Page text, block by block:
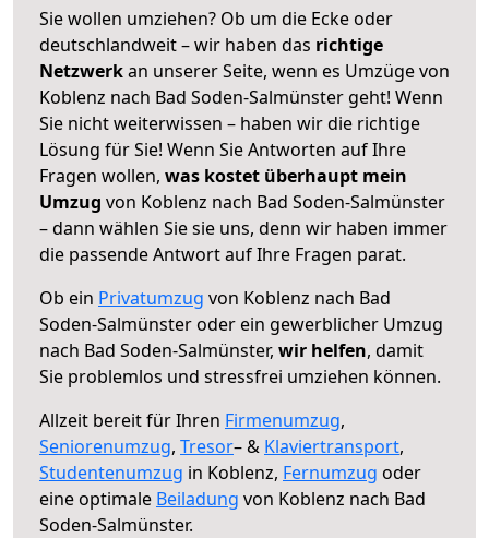
Sie wollen umziehen? Ob um die Ecke oder
deutschlandweit – wir haben das richtige
Netzwerkan unserer Seite, wenn es Umzüge von
Koblenz nach Bad Soden-Salmünster geht! Wenn
Sie nicht weiterwissen – haben wir die richtige
Lösung für Sie! Wenn Sie Antworten auf Ihre
Fragen wollen, was kostet überhaupt mein
Umzug von Koblenz nach Bad Soden-Salmünster
– dann wählen Sie sie uns, denn wir haben immer
die passende Antwort auf Ihre Fragen parat.
Ob ein Privatumzug von Koblenz nach Bad
Soden-Salmünster oder ein gewerblicher Umzug
nach Bad Soden-Salmünster, wir helfen, damit
Sie problemlos und stressfrei umziehen können.
Allzeit bereit für Ihren Firmenumzug,
Seniorenumzug, Tresor– & Klaviertransport,
Studentenumzug in Koblenz, Fernumzug oder
eine optimale Beiladung von Koblenz nach Bad
Soden-Salmünster.